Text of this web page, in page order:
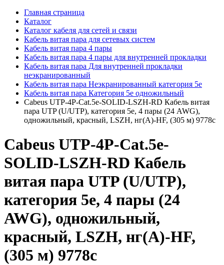
Главная страница
Каталог
Каталог кабеля для сетей и связи
Кабель витая пара для сетевых систем
Кабель витая пара 4 пары
Кабель витая пара 4 пары для внутренней прокладки
Кабель витая пара Для внутренней прокладки
неэкранированный
Кабель витая пара Неэкранированный категория 5е
Кабель витая пара Категория 5е одножильный
Cabeus UTP-4P-Cat.5e-SOLID-LSZH-RD Кабель витая
пара UTP (U/UTP), категория 5e, 4 пары (24 AWG),
одножильный, красный, LSZH, нг(А)-HF, (305 м) 9778c
Cabeus UTP-4P-Cat.5e-
SOLID-LSZH-RD Кабель
витая пара UTP (U/UTP),
категория 5e, 4 пары (24
AWG), одножильный,
красный, LSZH, нг(А)-HF,
(305 м) 9778c